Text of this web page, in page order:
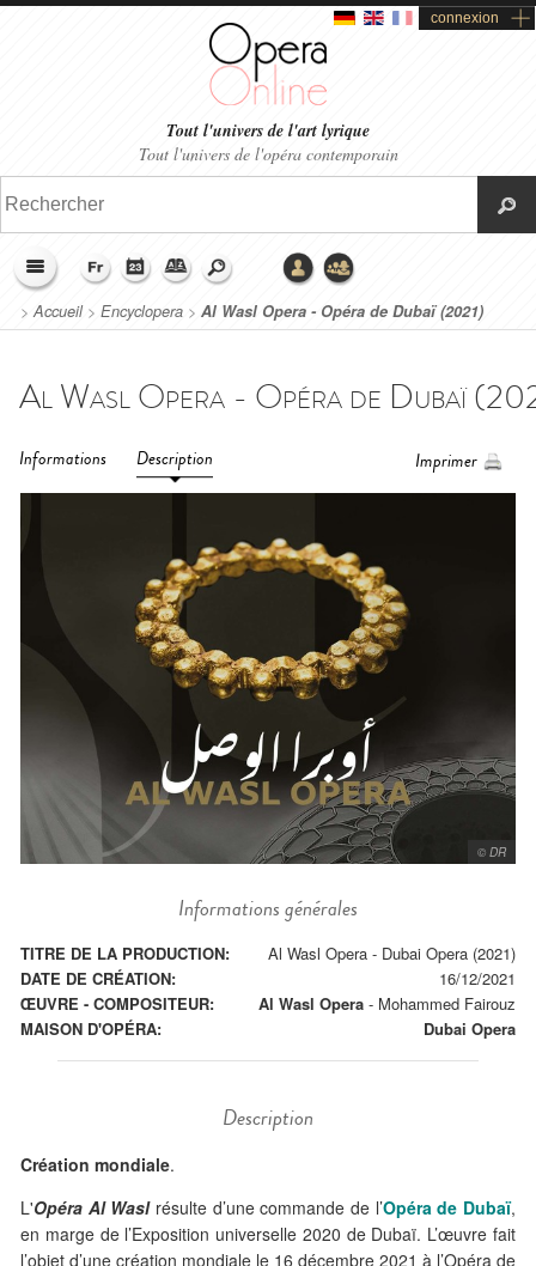
connexion
Tout l'univers de l'art lyrique
Tout l'univers de l'opéra contemporain
>Accueil> Encyclopera > Al Wasl Opera - Opéra de Dubaï (2021)
Informations Description Imprimer
© DR
Informations générales
TITRE DE LA PRODUCTION:
Al Wasl Opera - Dubai Opera (2021)
DATE DE CRÉATION:
16/12/2021
ŒUVRE - COMPOSITEUR:
Al Wasl Opera - Mohammed Fairouz
MAISON D'OPÉRA:
Dubai Opera
Description
Création mondiale.
L'Opéra Al Waslrésulte d’une commande de l’Opéra de Dubaï,
en marge de l’Exposition universelle 2020 de Dubaï. L’œuvre fait
l’objet d’une création mondiale le 16 décembre 2021 à l’Opéra de